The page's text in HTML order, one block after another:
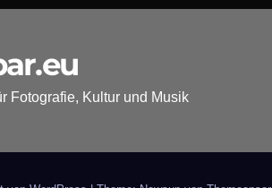
Fotografie, Kultur und Musik